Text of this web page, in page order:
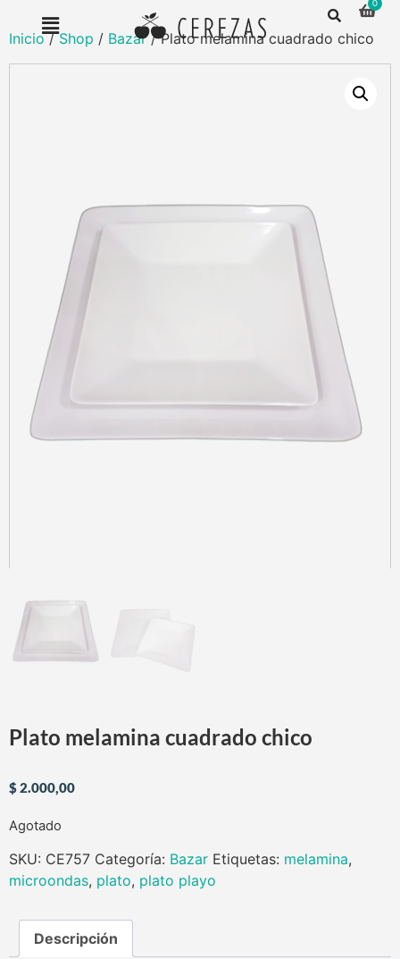
Inicio/Shop / Bazar/ Plato melamina cuadrado chico
Plato melamina cuadrado chico
$2.000,00
Agotado
SKU: CE757 Categoría: Bazar Etiquetas: melamina,
microondas, plato, plato playo
Descripción